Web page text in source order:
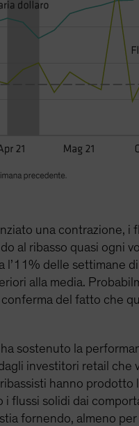
una contrazione, i
al ribasso quasi ogni
delle settimane
alla media.
del fatto che
sostenuto la
investitori retail che
hanno prodotto
flussi solidi dai
fornendo, almeno